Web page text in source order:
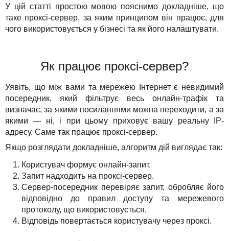
Авторська колонка
Події
У цій статті простою мовою пояснимо докладніше, що
таке проксі-сервер, за яким принципом він працює, для
чого використовується у бізнесі та як його налаштувати.
Як працює проксі-сервер?
Уявіть, що між вами та мережею Інтернет є невидимий
посередник, який фільтрує весь онлайн-трафік та
визначає, за якими посиланнями можна переходити, а за
якими — ні, і при цьому приховує вашу реальну IP-
адресу. Саме так працює проксі-сервер.
Якщо розглядати докладніше, алгоритм дій виглядає так:
Користувач формує онлайн-запит.
Запит надходить на проксі-сервер.
Сервер-посередник перевіряє запит, обробляє його
відповідно до правил доступу та мережевого
протоколу, що використовується.
Відповідь повертається користувачу через проксі.